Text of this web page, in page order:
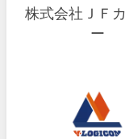
株式会社ＪＦ
ー